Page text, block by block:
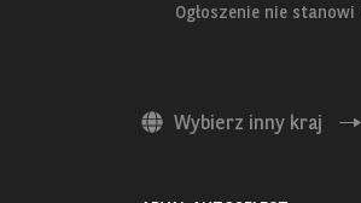
Ogłoszenie nie
Wybierz inny kraj